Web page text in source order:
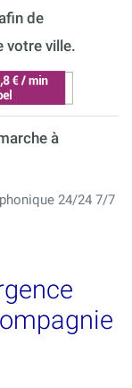
de
votre ville.
à
24/24 7/7